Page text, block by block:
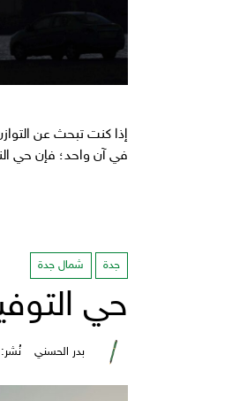
إذا كنت تبحث عن
في آن واحد؛ فإن حي
جدة شمال جدة
حي
بدر الحسني نُشر: مايو 19, 2026 |